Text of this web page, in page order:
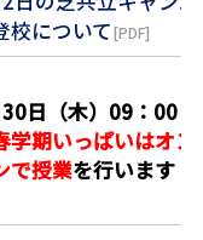
校について
日（木）09：00
学期いっぱいはオン
で授業を行います